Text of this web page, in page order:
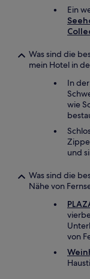
Ein
Was sind die
mein Hotel in
In
wie
und
Was sind die
Nähe von
von